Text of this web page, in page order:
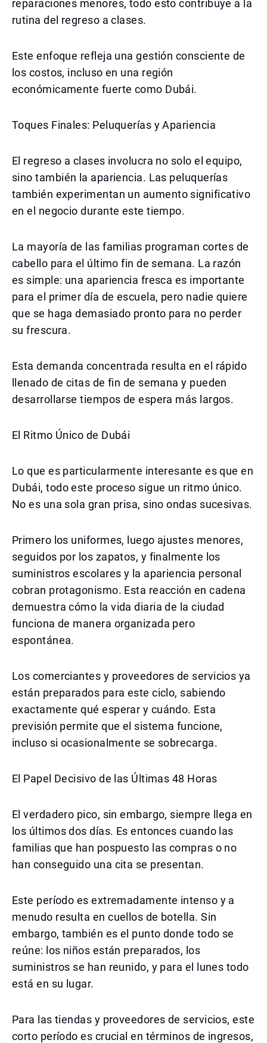
reparaciones menores, todo esto contribuye a la
rutina del regreso a clases.
Este enfoque refleja una gestión consciente de
los costos, incluso en una región
económicamente fuerte como Dubái.
Toques Finales: Peluquerías y Apariencia
El regreso a clases involucra no solo el equipo,
sino también la apariencia. Las peluquerías
también experimentan un aumento significativo
en el negocio durante este tiempo.
La mayoría de las familias programan cortes de
cabello para el último fin de semana. La razón
es simple: una apariencia fresca es importante
para el primer día de escuela, pero nadie quiere
que se haga demasiado pronto para no perder
su frescura.
Esta demanda concentrada resulta en el rápido
llenado de citas de fin de semana y pueden
desarrollarse tiempos de espera más largos.
El Ritmo Único de Dubái
Lo que es particularmente interesante es que en
Dubái, todo este proceso sigue un ritmo único.
No es una sola gran prisa, sino ondas sucesivas.
Primero los uniformes, luego ajustes menores,
seguidos por los zapatos, y finalmente los
suministros escolares y la apariencia personal
cobran protagonismo. Esta reacción en cadena
demuestra cómo la vida diaria de la ciudad
funciona de manera organizada pero
espontánea.
Los comerciantes y proveedores de servicios ya
están preparados para este ciclo, sabiendo
exactamente qué esperar y cuándo. Esta
previsión permite que el sistema funcione,
incluso si ocasionalmente se sobrecarga.
El Papel Decisivo de las Últimas 48 Horas
El verdadero pico, sin embargo, siempre llega en
los últimos dos días. Es entonces cuando las
familias que han pospuesto las compras o no
han conseguido una cita se presentan.
Este período es extremadamente intenso y a
menudo resulta en cuellos de botella. Sin
embargo, también es el punto donde todo se
reúne: los niños están preparados, los
suministros se han reunido, y para el lunes todo
está en su lugar.
Para las tiendas y proveedores de servicios, este
corto período es crucial en términos de ingresos,